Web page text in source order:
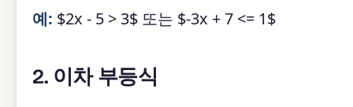
예: $2x - 5 > 3$ 또는 $-3x + 7 <= 1$
2. 이차 부등식